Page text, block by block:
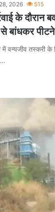
2026 515
के दौरान
बांधकर
वन्यजीव तस्करी के